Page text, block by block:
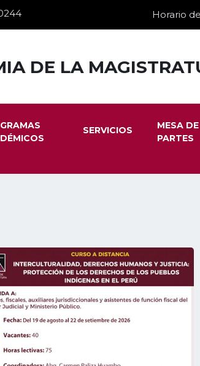
Horario
DE LA
SERVICIOS
MESA DE
PARTES